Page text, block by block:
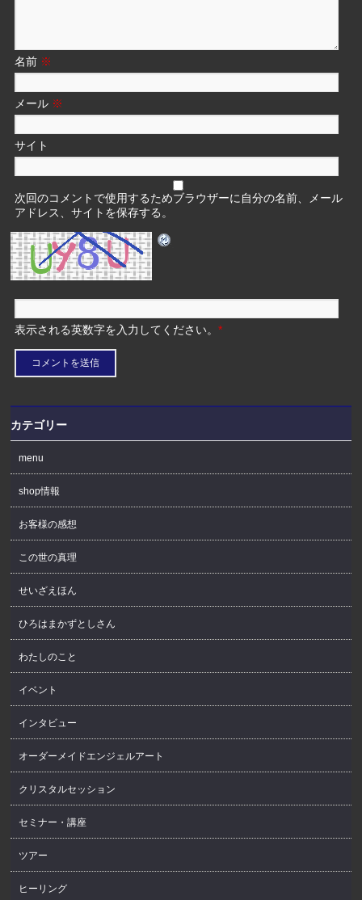
名前 ※
メール ※
サイト
次回のコメントで使用するためブラウザーに自分の名前、メール
アドレス、サイトを保存する。
表示される英数字を入力してください。*
カテゴリー
menu
shop情報
お客様の感想
この世の真理
せいざえほん
ひろはまかずとしさん
わたしのこと
イベント
インタビュー
オーダーメイドエンジェルアート
クリスタルセッション
セミナー・講座
ツアー
ヒーリング